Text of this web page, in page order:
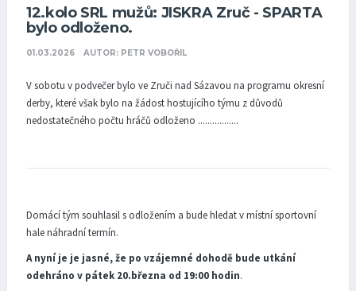
12.kolo SRL mužů: JISKRA Zruč - SPARTA
bylo odloženo.
01.03.2026 AUTOR: PETR VOBOŘIL
V sobotu v podvečer bylo ve Zruči nad Sázavou na programu okresní
derby, které však bylo na žádost hostujícího týmu z důvodů
nedostatečného počtu hráčů odloženo .................
Domácí tým souhlasil s odložením a bude hledat v místní sportovní
hale náhradní termín.
A nyní je je jasné, že po vzájemné dohodě bude utkání
odehráno v pátek 20.března od 19:00 hodin.